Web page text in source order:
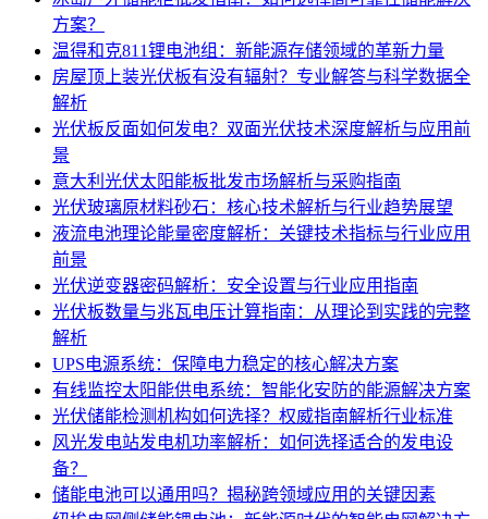
方案？
温得和克811锂电池组：新能源存储领域的革新力量
房屋顶上装光伏板有没有辐射？专业解答与科学数据全
解析
光伏板反面如何发电？双面光伏技术深度解析与应用前
景
意大利光伏太阳能板批发市场解析与采购指南
光伏玻璃原材料砂石：核心技术解析与行业趋势展望
液流电池理论能量密度解析：关键技术指标与行业应用
前景
光伏逆变器密码解析：安全设置与行业应用指南
光伏板数量与兆瓦电压计算指南：从理论到实践的完整
解析
UPS电源系统：保障电力稳定的核心解决方案
有线监控太阳能供电系统：智能化安防的能源解决方案
光伏储能检测机构如何选择？权威指南解析行业标准
风光发电站发电机功率解析：如何选择适合的发电设
备？
储能电池可以通用吗？揭秘跨领域应用的关键因素